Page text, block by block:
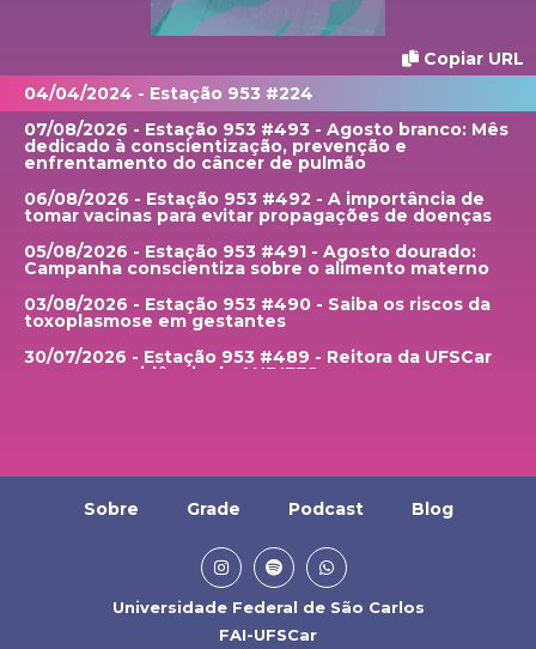
Copiar URL
04/04/2024 - Estação 953 #224
07/08/2026 - Estação 953 #493 - Agosto branco: Mês
dedicado à conscientização, prevenção e
enfrentamento do câncer de pulmão
06/08/2026 - Estação 953 #492 - A importância de
tomar vacinas para evitar propagações de doenças
05/08/2026 - Estação 953 #491 - Agosto dourado:
Campanha conscientiza sobre o alimento materno
03/08/2026 - Estação 953 #490 - Saiba os riscos da
toxoplasmose em gestantes
30/07/2026 - Estação 953 #489 - Reitora da UFSCar
assume presidência da ANDIFES
universitário e Santa Casa de São Carlos recebem
período de defeso eleitoral
24/07/2026 - Estação 953 #485 - Anuário brasileiro
de segurança pública mostra menor número da
história de assassinatos no Brasil
Sobre Grade Podcast Blog
Universidade Federal de São Carlos
FAI-UFSCar